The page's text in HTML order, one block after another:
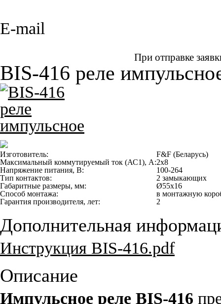
E-mail
При отправке
BIS-416 реле
Изготовитель:
F&F (Беларусь)
Максимальный коммутируемый ток (АС1), А:2х8
Напряжение питания, В:
100-264
Тип контактов:
2 замыкающих
Габаритные размеры, мм:
Ø55х16
Способ монтажа:
в монтажную
Гарантия производителя, лет:
2
Дополнительная
Инструкция BIS-416.pdf
Описание
Импульсное реле BIS-416